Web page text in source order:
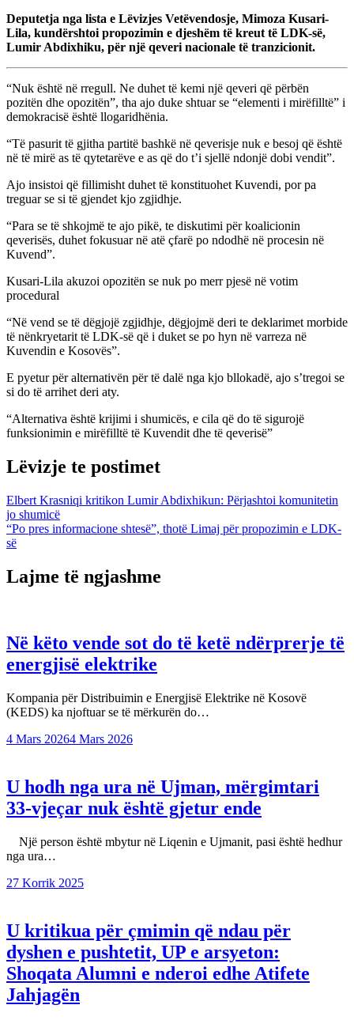
Deputetja nga lista e Lëvizjes Vetëvendosje, Mimoza Kusari-
Lila, kundërshtoi propozimin e djeshëm të kreut të LDK-së,
Lumir Abdixhiku, për një qeveri nacionale të tranzicionit.
“Nuk është në rregull. Ne duhet të kemi një qeveri që përbën
pozitën dhe opozitën”, tha ajo duke shtuar se “elementi i mirëfilltë” i
demokracisë është llogaridhënia.
“Të pasurit të gjitha partitë bashkë në qeverisje nuk e besoj që është
në të mirë as të qytetarëve e as që do t’i sjellë ndonjë dobi vendit”.
Ajo insistoi që fillimisht duhet të konstituohet Kuvendi, por pa
treguar se si të gjendet kjo zgjidhje.
“Para se të shkojmë te ajo pikë, te diskutimi për koalicionin
qeverisës, duhet fokusuar në atë çfarë po ndodhë në procesin në
Kuvend”.
Kusari-Lila akuzoi opozitën se nuk po merr pjesë në votim
procedural
“Në vend se të dëgjojë zgjidhje, dëgjojmë deri te deklarimet morbide
të nënkryetarit të LDK-së që i duket se po hyn në varreza në
Kuvendin e Kosovës”.
E pyetur për alternativën për të dalë nga kjo bllokadë, ajo s’tregoi se
si do të arrihet deri aty.
“Alternativa është krijimi i shumicës, e cila që do të sigurojë
funksionimin e mirëfilltë të Kuvendit dhe të qeverisë”
Lëvizje te postimet
Elbert Krasniqi kritikon Lumir Abdixhikun: Përjashtoi komunitetin
jo shumicë
“Po pres informacione shtesë”, thotë Limaj për propozimin e LDK-
së
Lajme të ngjashme
Në këto vende sot do të ketë ndërprerje të
energjisë elektrike
Kompania për Distribuimin e Energjisë Elektrike në Kosovë
(KEDS) ka njoftuar se të mërkurën do…
4 Mars 20264 Mars 2026
U hodh nga ura në Ujman, mërgimtari
33-vjeçar nuk është gjetur ende
Një person është mbytur në Liqenin e Ujmanit, pasi është hedhur
nga ura…
27 Korrik 2025
U kritikua për çmimin që ndau për
dyshen e pushtetit, UP e arsyeton:
Shoqata Alumni e nderoi edhe Atifete
Jahjagën